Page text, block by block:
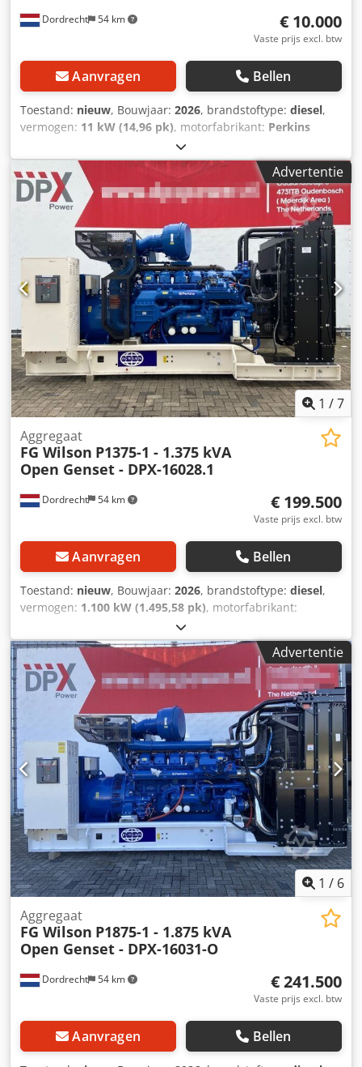
Dordrecht 54 km € 10.000
Vaste prijs excl. btw
Aanvragen Bellen
Toestand: nieuw, Bouwjaar: 2026, brandstoftype: diesel,
vermogen: 11 kW (14,96 pk), motorfabrikant: Perkins
, Toepassingsdoel: Bouw Leeggewicht: 308 kg
Generatorvermogen: 13,5 kVA Laadruimafmetingen: 155 x
62 x 102 cm Land van productie: CN Neem contact op met
Team DPX voor meer informatie. = Verdere opties en
accessoires = - Accu Dksdpewbyz Dofx Acasr -
Bedieningspaneel - Stalen dak - Tankwagen
Advertentie
1 /7
Dordrecht 54 km
Aggregaat
FG Wilson P1375-1 - 1.375 kVA
Open Genset - DPX-16028.1
€ 199.500
Vaste prijs excl. btw
Aanvragen Bellen
Toestand: nieuw, Bouwjaar: 2026, brandstoftype: diesel,
vermogen: 1.100 kW (1.495,58 pk), motorfabrikant:
, Toepassing: Bouw Leeggewicht:
9.119 kg Generatorvermogen: 1.375 kVA Afmetingen
laadruimte: 479 x 190 x 244 cm CE-markering: ja Land van
productie: CN Neem contact op met Team DPX voor meer
informatie. = Verdere opties en accessoires = - Accu
Dedpoqc Sh Tofx Acaskr - Bedieningstableau
Advertentie
1 / 6
Dordrecht 54 km
Aggregaat
FG Wilson P1875-1 - 1.875 kVA
Open Genset - DPX-16031-O
€ 241.500
Vaste prijs excl. btw
Aanvragen Bellen